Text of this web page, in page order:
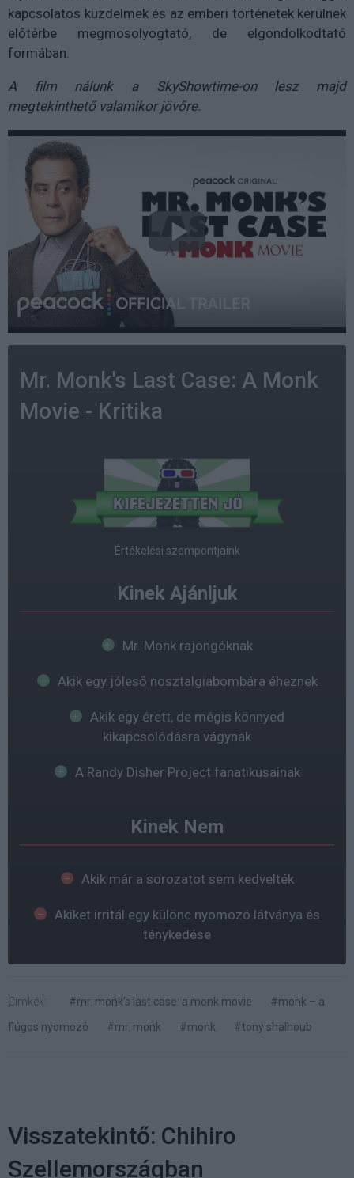
kapcsolatos küzdelmek és az emberi történetek kerülnek
előtérbe megmosolyogtató, de elgondolkodtató
formában.
A film nálunk a SkyShowtime-on lesz majd
megtekinthető valamikor jövőre.
Mr. Monk's Last Case: A Monk
Movie - Kritika
Értékelési szempontjaink
Kinek Ajánljuk
Mr. Monk rajongóknak
Akik egy jóleső nosztalgiabombára éheznek
Akik egy érett, de mégis könnyed
kikapcsolódásra vágynak
A Randy Disher Project fanatikusainak
Kinek Nem
Akik már a sorozatot sem kedvelték
Akiket irritál egy különc nyomozó látványa és
ténykedése
Címkék: #mr. monk's last case: a monk movie
#monk – a
flúgos nyomozó
#mr. monk #monk #tony shalhoub
Visszatekintő: Chihiro
Szellemországban